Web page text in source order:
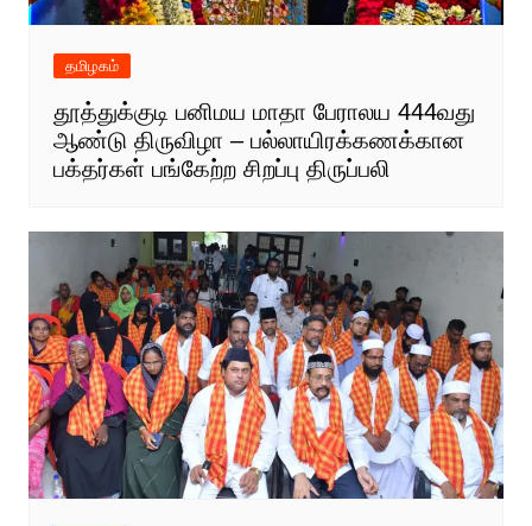
தமிழகம்
தூத்துக்குடி பனிமய மாதா பேராலய 444வது
ஆண்டு திருவிழா – பல்லாயிரக்கணக்கான
பக்தர்கள் பங்கேற்ற சிறப்பு திருப்பலி